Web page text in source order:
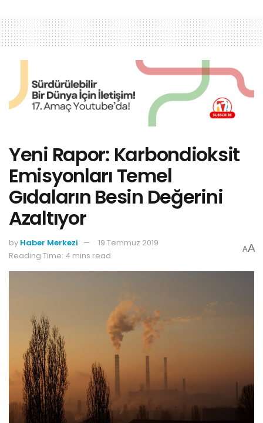
Yeni Rapor: Karbondioksit
Emisyonları Temel
Gıdaların Besin Değerini
Azaltıyor
by Haber Merkezi
19 Temmuz 2019
Reading Time: 4 mins read
AA